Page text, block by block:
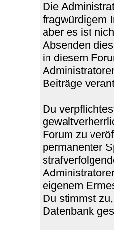
Die
fragwürdigem
aber es ist
Absenden
in diesem
Beiträge
Du
Forum zu
permanenter
eigenem
Du stimmst
Datenbank